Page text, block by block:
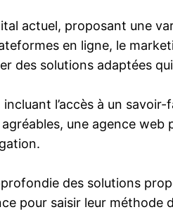
actuel, proposant une
en ligne, le
des solutions adaptées
l’accès à un
une agence web
des solutions
pour saisir leur méthode